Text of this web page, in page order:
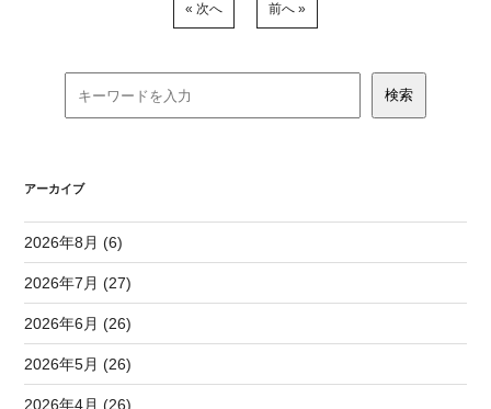
« 次へ 前へ »
アーカイブ
2026年8月 (6)
2026年7月 (27)
2026年6月 (26)
2026年5月 (26)
2026年4月 (26)